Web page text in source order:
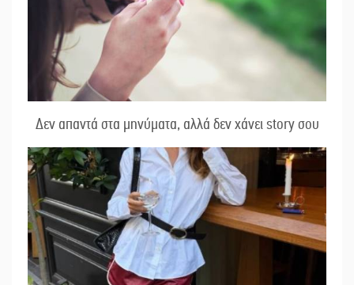
Δεν απαντά στα μηνύματα, αλλά δεν χάνει story σου